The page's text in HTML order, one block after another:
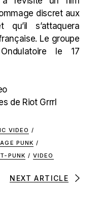
discret aux
qu’il s’attaquera
Le groupe
le 17
de Riot Grrrl
VIDEO /
PUNK /
PUNK / VIDEO
NEXT ARTICLE